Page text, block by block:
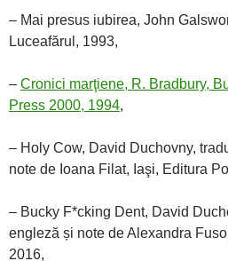
– Mai presus iubirea, John
Luceafărul, 1993,
– Cronici marţiene, R. Bradbury,
Press 2000, 1994,
– Holy Cow, David Duchovny,
note de Ioana Filat, Iaşi, Editura
– Bucky F*cking Dent, David
engleză și note de Alexandra
2016,